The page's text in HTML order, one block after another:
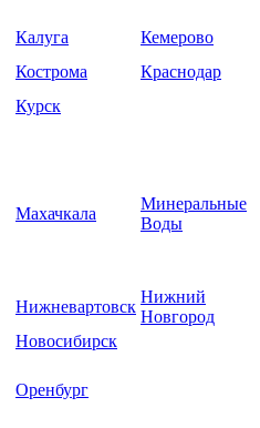
Калуга
Кемерово
Кострома
Краснодар
Курск
Махачкала
Минеральные
Воды
Нижневартовск
Нижний
Новгород
Новосибирск
Оренбург